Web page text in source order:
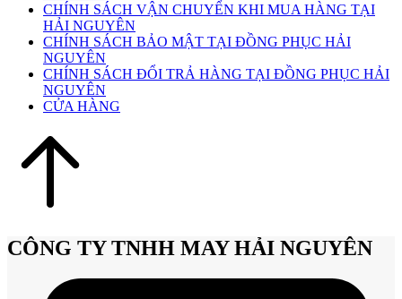
CHÍNH SÁCH VẬN CHUYỂN KHI MUA HÀNG TẠI
HẢI NGUYÊN
CHÍNH SÁCH BẢO MẬT TẠI ĐỒNG PHỤC HẢI
NGUYÊN
CHÍNH SÁCH ĐỔI TRẢ HÀNG TẠI ĐỒNG PHỤC HẢI
NGUYÊN
CỬA HÀNG
CÔNG TY TNHH MAY HẢI NGUYÊN